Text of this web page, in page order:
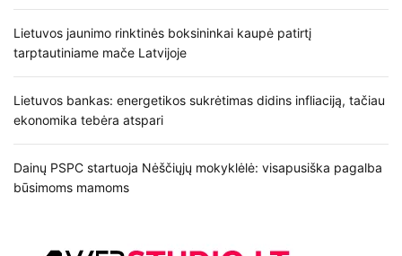
Lietuvos jaunimo rinktinės boksininkai kaupė patirtį
tarptautiniame mače Latvijoje
Lietuvos bankas: energetikos sukrėtimas didins infliaciją, tačiau
ekonomika tebėra atspari
Dainų PSPC startuoja Nėščiųjų mokyklėlė: visapusiška pagalba
būsimoms mamoms